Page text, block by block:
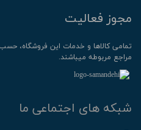
مجوز فعالیت
تمامی كالاها و خدمات این فروشگاه، حسب
مراجع مربوطه میباشند.
شبکه های اجتماعی ما